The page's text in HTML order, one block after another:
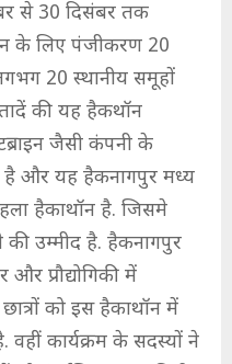
से 30 दिसंबर तक
के लिए पंजीकरण 20
20 स्थानीय समूहों
की यह हैकथॉन
जैसी कंपनी के
है और यह हैकनागपुर मध्य
हैकाथॉन है. जिसमे
की उम्मीद है. हैकनागपुर
प्रौद्योगिकी में
को इस हैकाथॉन में
कार्यक्रम के सदस्यों ने